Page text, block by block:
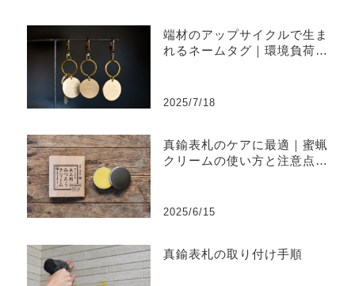
端材のアップサイクルで生ま
れるネームタグ｜環境負荷を
2025/7/18
真鍮表札のケアに最適｜蜜蝋
クリームの使い方と注意点ま
2025/6/15
真鍮表札の取り付け手順